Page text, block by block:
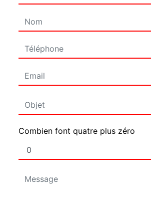
Combien font quatre plus zéro